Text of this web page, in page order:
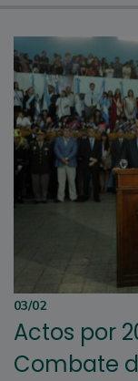
03/02
Actos por
Combate